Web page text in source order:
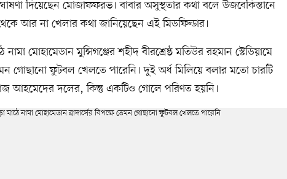
দিয়েছেন মোজাফফরভ। বাবার অসুস্থতার কথা বলে উজবেকিস্তানে
আর না খেলার কথা জানিয়েছেন এই মিডফিল্ডার।
মোহামেডান মুন্সিগঞ্জের শহীদ বীরশ্রেষ্ঠ মতিউর রহমান স্টেডিয়ামে
গোছানো ফুটবল খেলতে পারেনি। দুই অর্ধ মিলিয়ে বলার মতো চারটি
দলের, কিন্তু একটিও গোলে পরিণত হয়নি।